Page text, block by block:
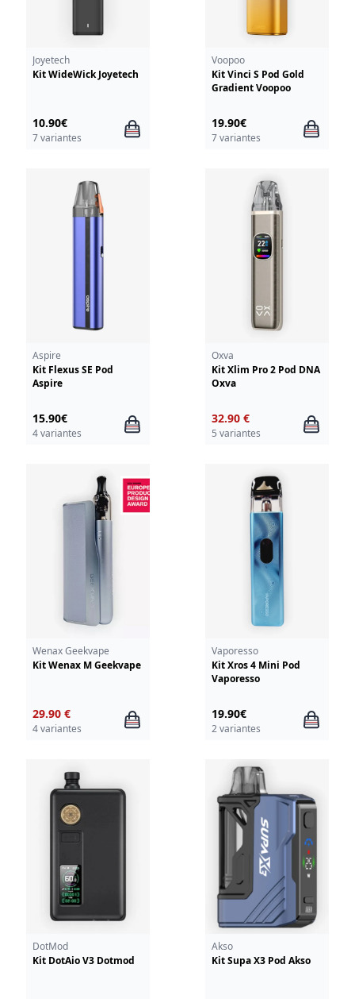
Joyetech
Kit WideWick Joyetech
10.90€
7 variantes
Voopoo
Kit Vinci S Pod Gold
Gradient Voopoo
19.90€
7 variantes
Aspire
Kit Flexus SE Pod
Aspire
15.90€
4 variantes
Oxva
Kit Xlim Pro 2 Pod DNA
Oxva
32.90 €
5 variantes
Wenax Geekvape
Kit Wenax M Geekvape
29.90 €
4 variantes
Vaporesso
Kit Xros 4 Mini Pod
Vaporesso
19.90€
2 variantes
DotMod
Kit DotAio V3 Dotmod
Akso
Kit Supa X3 Pod Akso